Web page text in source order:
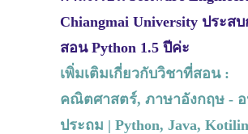
Chiangmai University ประส
สอน Python 1.5 ปีค่ะ
เพิ่มเติมเกี่ยวกับวิชาที่สอน :
คณิตศาสตร์, ภาษาอังกฤษ -
ประถม | Python, Java,